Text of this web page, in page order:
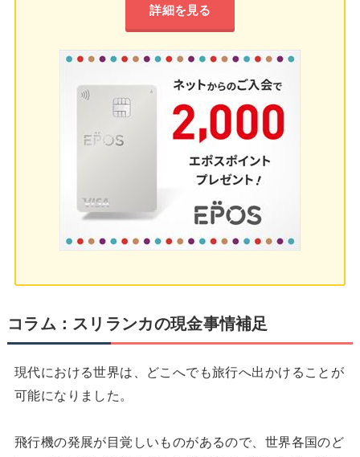
詳細を見る
コラム：スリランカの現金事情補足
現代における世界は、どこへでも旅行へ出かけることが
可能になりました。
飛行機の発展が目覚しいものがあるので、世界各国のど